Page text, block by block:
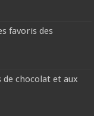
favoris des
de chocolat et aux